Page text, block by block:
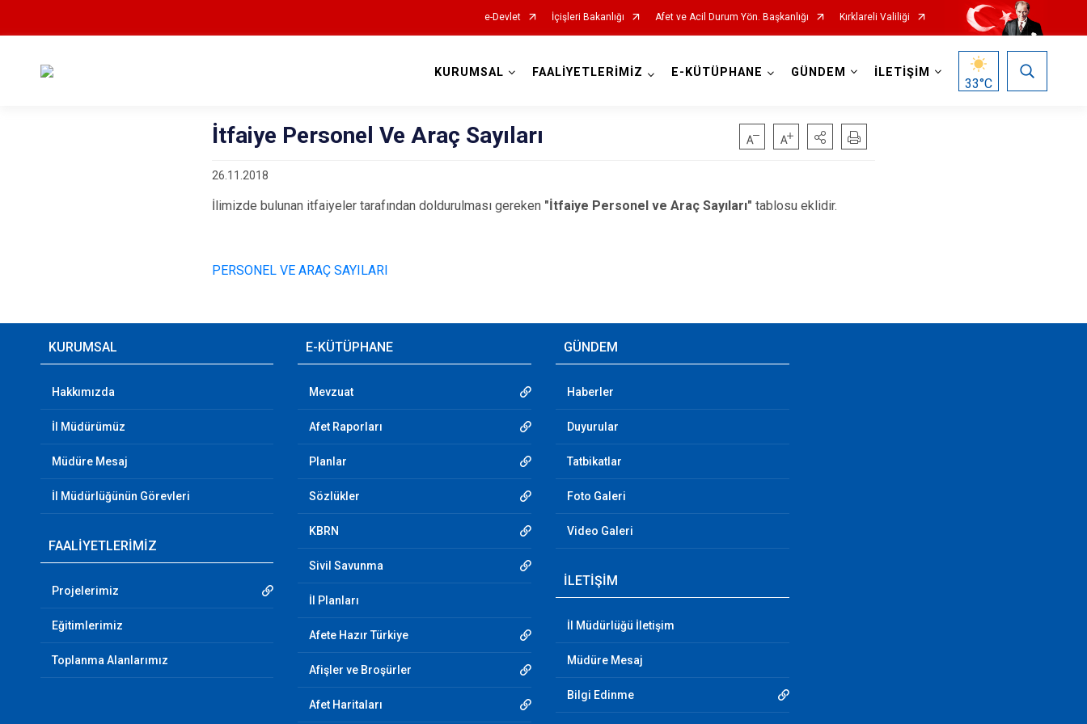
e-Devlet İçişleri Bakanlığı Afet ve Acil Durum Yön. Başkanlığı Kırklareli Valiliği
KURUMSAL FAALİYETLERİMİZ E-KÜTÜPHANE GÜNDEM İLETİŞİM
33°C
İtfaiye Personel Ve Araç Sayıları
26.11.2018
İlimizde bulunan itfaiyeler tarafından doldurulması gereken "İtfaiye Personel ve Araç Sayıları" tablosu eklidir.
PERSONEL VE ARAÇ SAYILARI
KURUMSAL
Hakkımızda
İl Müdürümüz
Müdüre Mesaj
İl Müdürlüğünün Görevleri
FAALİYETLERİMİZ
Projelerimiz
Eğitimlerimiz
Toplanma Alanlarımız
E-KÜTÜPHANE
Mevzuat
Afet Raporları
Planlar
Sözlükler
KBRN
Sivil Savunma
İl Planları
Afete Hazır Türkiye
Afişler ve Broşürler
Afet Haritaları
GÜNDEM
Haberler
Duyurular
Tatbikatlar
Foto Galeri
Video Galeri
İLETİŞİM
İl Müdürlüğü İletişim
Müdüre Mesaj
Bilgi Edinme